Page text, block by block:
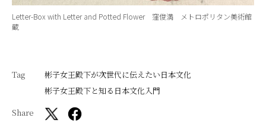
Letter-Box with Letter and Potted Flower窪俊満 メトロポリタン美術館
蔵
Tag
彬子女王殿下が次世代に伝えたい日本文化
彬子女王殿下と知る日本文化入門
Share